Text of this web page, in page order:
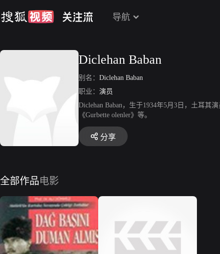
导航
Diclehan Baban
别名： Diclehan Baban
职业： 演员
Diclehan Baban，生于1934年5月3日，土耳其
《Gurbette olenler》等。
分享
全部作品电影